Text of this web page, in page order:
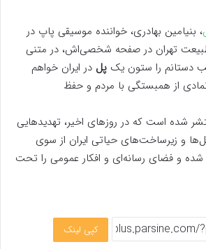
، بنیامین بهادری، خواننده موسیقی پاپ در
طبیعت تهران در صفحه شخصی‌اش، در متنی
را ستون یک پل در ایران خواهم
از همبستگی با مردم و حفظ
شده است که در روزهای اخیر، تهدیدهایی
و زیرساخت‌های حیاتی ایران از سوی
شده و فضای رسانه‌ای و افکار عمومی را تحت
کپی لینک